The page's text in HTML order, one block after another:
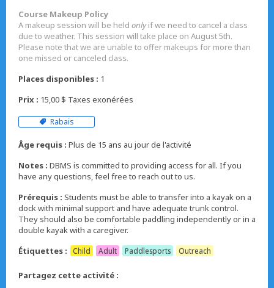
Course Makeup Policy
A makeup session will be held onlyif we need to cancel a class
due to weather. This session will take place on August 5th.
Please note that we are unable to offer makeups for more than
one missed or canceled class.
Places disponibles : 1
Prix : 15,00 $ Taxes exonérées
Rabais
Âge requis : Plus de 15 ans au jour de l'activité
Notes : DBMS is committed to providing access for all. If you
have any questions, feel free to reach out to us.
Prérequis : Students must be able to transfer into a kayak on a
dock with minimal support and have adequate trunk control.
They should also be comfortable paddling independently or in a
double kayak with a caregiver.
Étiquettes :
Child Adult Paddlesports Outreach
Partagez cette activité :